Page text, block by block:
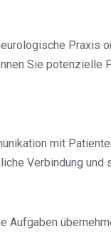
Praxis
Sie
mit
Verbindung